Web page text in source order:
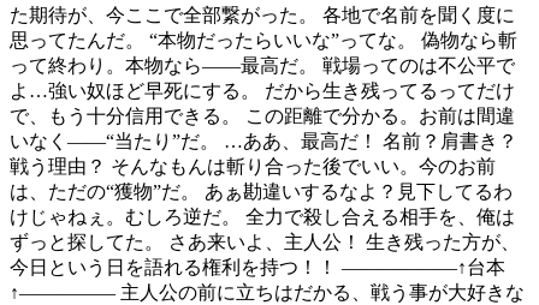
た期待が、今ここで全部繋がった。 各地で名前を聞く度に
思ってたんだ。 “本物だったらいいな”ってな。 偽物なら斬
って終わり。本物なら――最高だ。 戦場ってのは不公平で
よ…強い奴ほど早死にする。 だから生き残ってるってだけ
で、もう十分信用できる。 この距離で分かる。お前は間違
いなく――“当たり”だ。 …ああ、最高だ！ 名前？肩書き？
戦う理由？ そんなもんは斬り合った後でいい。今のお前
は、ただの“獲物”だ。 あぁ勘違いするなよ？見下してるわ
けじゃねぇ。むしろ逆だ。 全力で殺し合える相手を、俺は
ずっと探してた。 さあ来いよ、主人公！ 生き残った方が、
今日という日を語れる権利を持つ！！ ――――――↑台本
↑――――― 主人公の前に立ちはだかる、戦う事が大好きな